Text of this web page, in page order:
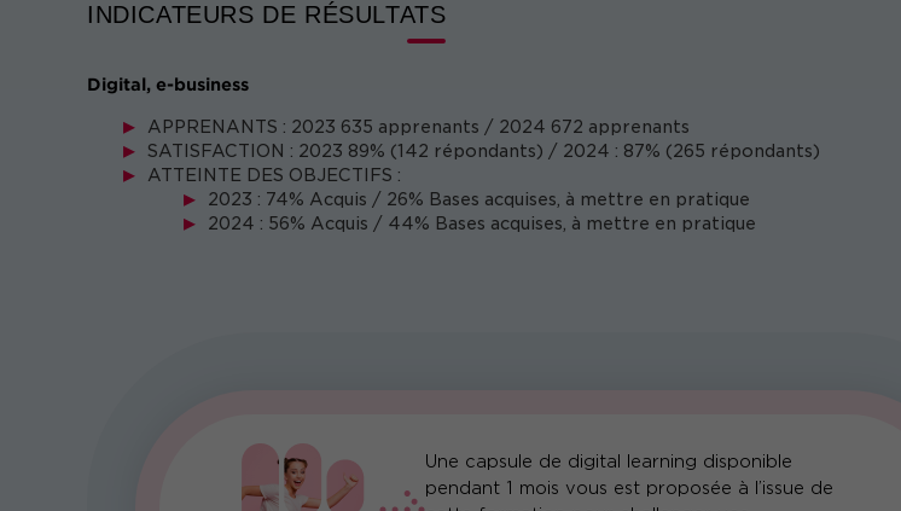
INDICATEURS DE RÉSULTATS
Digital, e-business
APPRENANTS : 2023 635 apprenants / 2024 672 apprenants
SATISFACTION : 2023 89% (142 répondants) / 2024 : 87% (265 répondants)
ATTEINTE DES OBJECTIFS :
2023 : 74% Acquis / 26% Bases acquises, à mettre en pratique
2024 : 56% Acquis / 44% Bases acquises, à mettre en pratique
Une capsule de digital learning disponible
pendant 1 mois vous est proposée à l’issue de